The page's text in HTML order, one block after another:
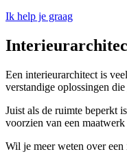
Ik help je graag
Een interieurarchitect is
verstandige oplossingen
Juist als de ruimte beperkt
voorzien van een
Wil je meer weten over